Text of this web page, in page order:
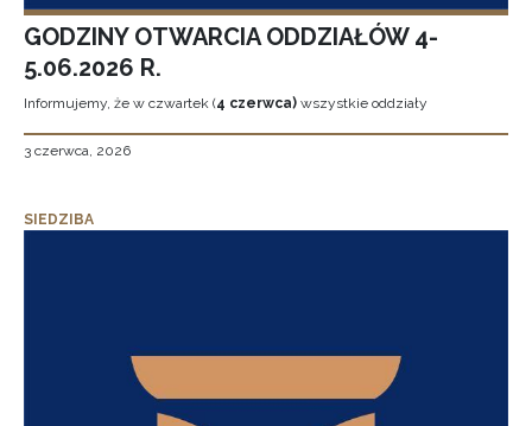
GODZINY OTWARCIA ODDZIAŁÓW 4-
5.06.2026 R.
Informujemy, że w czwartek (4 czerwca) wszystkie oddziały
3 czerwca, 2026
SIEDZIBA